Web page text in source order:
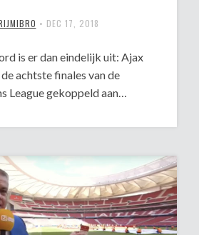
• DEC 17, 2018
is er dan eindelijk uit: Ajax
achtste finales van de
League gekoppeld aan…